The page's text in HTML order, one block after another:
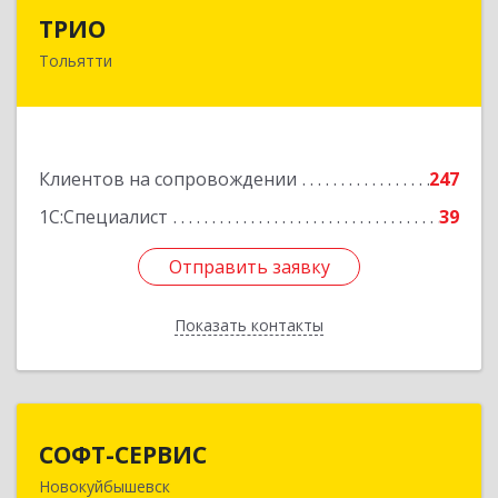
ТРИО
Тольятти
Клиентов на сопровождении
247
1С:Специалист
39
Отправить заявку
Показать контакты
Отправить заявку
Назад
СОФТ-СЕРВИС
Новокуйбышевск
446206, Самарская обл, Новокуйбышевск г,